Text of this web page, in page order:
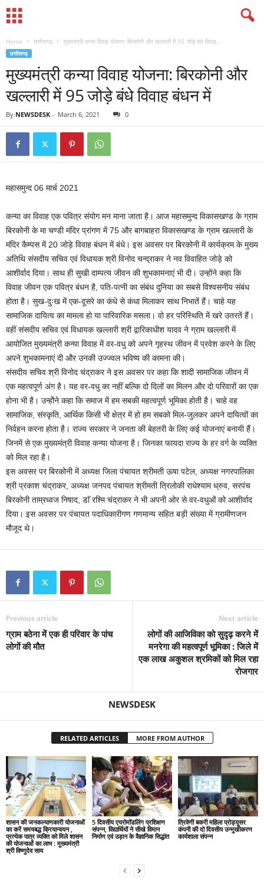
Home छत्तीसगढ़ मुख्यमंत्री कन्या विवाह योजना: बिरकोनी और खल्लारी में 95 जोड़े बंधे विवाह...
छत्तीसगढ़
मुख्यमंत्री कन्या विवाह योजना: बिरकोनी और
खल्लारी में 95 जोड़े बंधे विवाह बंधन में
By NEWSDESK - March 6, 2021 0
महासमुन्द 06 मार्च 2021
कन्या का विवाह एक पवित्र संयोग मन माना जाता है। आज महासमुन्द विकासखण्ड के ग्राम
बिरकोनी के मा चण्डी मंदिर प्रांगण में 75 और बागबाहरा विकासखण्ड के ग्राम खल्लारी के
मंदिर कैम्पस में 20 जोड़े विवाह बंधन में बंधे। इस अवसर पर बिरकोनी में कार्यक्रम के मुख्य
अतिथि संसदीय सचिव एवं विधायक श्री विनोद चन्द्राकर ने नव विवाहित जोड़े को
आशीर्वाद दिया। साथ ही सुखी दाम्पत्य जीवन की शुभकामनाएं भी दी। उन्होंने कहा कि
विवाह जीवन एक पवित्र बंधन है, पति-पत्नी का संबंध दुनिया का सबसे विश्वसनीय संबंध
होता है। सुख-दुःख में एक-दूसरे का कंधे से कंधा मिलाकर साथ निभातें हैं। चाहे यह
सामाजिक दायित्व का मामला हो या पारिवारिक मसला। वो हर परिस्थिति में खरे उतरतें हैं।
वहीं संसदीय सचिव एवं विधायक खल्लारी श्री द्वारिकाधीश यादव ने ग्राम खल्लारी में
आयोजित मुख्यमंत्री कन्या विवाह में वर-वधु को अपने गृहस्थ जीवन में प्रवेश करने के लिए
अपने शुभकामनाएं दी और उनकी उज्ज्वल भविष्य की कामना की।
संसदीय सचिव श्री विनोद चंद्राकर ने इस अवसर पर कहा कि शादी सामाजिक जीवन में
एक महत्वपूर्ण अंग है। यह वर-वधु का नहीं बल्कि दो दिलों का मिलन और दो परिवारों का एक
होना भी है। उन्होेंने कहा कि समाज में हम सबकी महत्वपूर्ण भूमिका होती है। चाहे वह
सामाजिक, संस्कृति, आर्थिक किसी भी क्षेत्र में हो हम सबको मिल-जुलकर अपने दायित्वों का
निर्वहन करना होता है। राज्य सरकार ने जनता की बेहतरी के लिए कई योजनाएं बनायी हैं।
जिनमें से एक मुख्यमंत्री विवाह कन्या योजना है। जिनका फायदा राज्य के हर वर्ग के व्यक्ति
को मिल रहा है।
इस अवसर पर बिरकोनी में अध्यक्ष जिला पंचायत श्रीमती ऊषा पटेल, अध्यक्ष नगरपालिका
श्री प्रकाश चंद्राकर, अध्यक्ष जनपद पंचायत श्रीमती त्रिलोकी राधेश्याम ध्रुव, सरपंच
बिरकोनी ताम्रध्वज निषाद, डाॅ रश्मि चंद्राकर ने भी अपनी ओर से वर-वधुओं को आशीर्वाद
दिया। इस अवसर पर पंचायत पदाधिकारीगण गणमान्य सहित बड़ी संख्या में ग्रामीणजन
मौजूद थे।
Previous article
ग्राम बठेना में एक ही परिवार के पांच
लोगों की मौत
Next article
लोगों की आजिविका को सुदृढ़ करने में
मनरेगा की महत्वपूर्ण भूमिका : जिले में
एक लाख अकुशल श्रमिकों को मिल रहा
रोजगार
NEWSDESK
RELATED ARTICLES MORE FROM AUTHOR
शासन की जनकल्याणकारी योजनाओं
का करें समयबद्ध क्रियान्वयन ,
प्रत्येक पात्र व्यक्ति को मिले शासन
की योजनाओं का लाभ : मुख्यमंत्री
श्री विष्णुदेव साय
5 दिवसीय एयरोमॉडलिंग प्रशिक्षण
संपन्न, विद्यार्थियों ने सीखे विमान
निर्माण एवं उड़ान के वैज्ञानिक सिद्धांत
त्रिवेणी बकरी महिला प्रोड्यूसर
कंपनी की दो दिवसीय उन्मुखीकरण
कार्यशाला संपन्न